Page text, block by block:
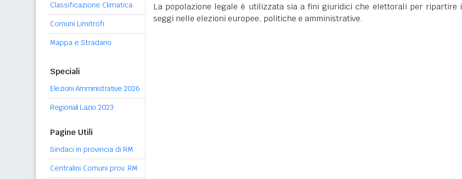
Classificazione Climatica
Comuni Limitrofi
Mappa e Stradario
Speciali
Elezioni Amministrative 2026
Regionali Lazio 2023
Pagine Utili
Sindaci in provincia di RM
Centralini Comuni prov. RM
La popolazione legale è utilizzata sia a fini giuridici che elettorali per ripartire i
seggi nelle elezioni europee, politiche e amministrative.